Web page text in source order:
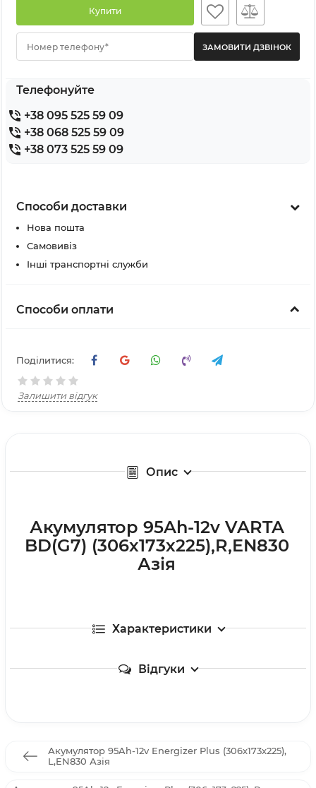
Купити
Номер телефону*
Телефонуйте
+38 095 525 59 09
+38 068 525 59 09
+38 073 525 59 09
Способи доставки
Нова пошта
Самовивіз
Інші транспортні служби
Способи оплати
Поділитися:
Залишити відгук
Опис
Акумулятор 95Ah-12v VARTA
BD(G7) (306х173х225),R,EN830
Азія
Характеристики
Відгуки
Акумулятор 95Ah-12v Energizer Plus (306х173х225),
L,EN830 Азія